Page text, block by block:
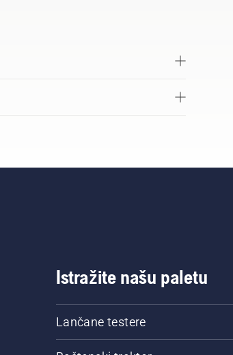
Istražite našu paletu
Lančane testere